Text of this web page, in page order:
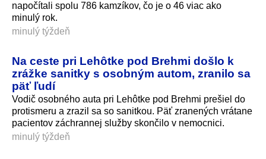
napočítali spolu 786 kamzíkov, čo je o 46 viac ako
minulý rok.
minulý týždeň
Na ceste pri Lehôtke pod Brehmi došlo k
zrážke sanitky s osobným autom, zranilo sa
päť ľudí
Vodič osobného auta pri Lehôtke pod Brehmi prešiel do
protismeru a zrazil sa so sanitkou. Päť zranených vrátane
pacientov záchrannej služby skončilo v nemocnici.
minulý týždeň